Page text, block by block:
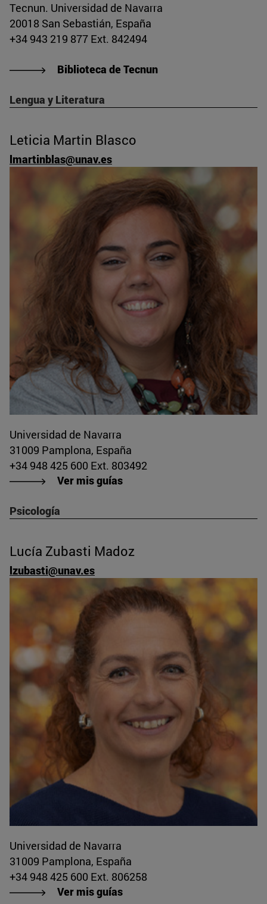
Tecnun. Universidad de Navarra
20018 San Sebastián, España
+34 943 219 877 Ext. 842494
Biblioteca de Tecnun
Lengua y Literatura
Leticia Martin Blasco
lmartinblas@unav.es
Universidad de Navarra
31009 Pamplona, España
+34 948 425 600 Ext. 803492
Ver mis guías
Psicología
Lucía Zubasti Madoz
lzubasti@unav.es
Universidad de Navarra
31009 Pamplona, España
+34 948 425 600 Ext. 806258
Ver mis guías